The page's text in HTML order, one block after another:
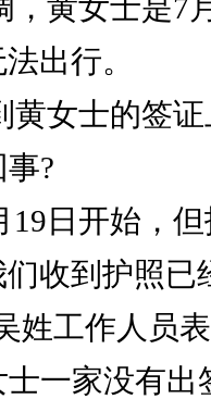
，黄女士是7
出行。
黄女士的签
?
19日开始，
收到护照已
姓工作人员
一家没有